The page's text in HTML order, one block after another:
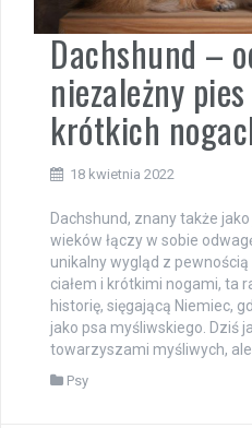
Dachshund –
niezależny
krótkich
18 kwietnia 2022
Dachshund, znany także
wieków łączy w sobie
unikalny wygląd z
ciałem i krótkimi nogami, ta
historię, sięgającą Niemiec,
jako psa myśliwskiego. Dziś
towarzyszami myśliwych, ale
Psy